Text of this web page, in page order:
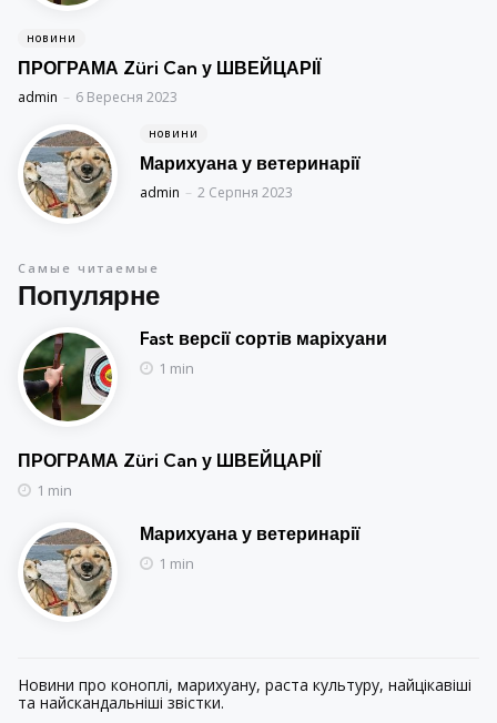
НОВИНИ
ПРОГРАМА Züri Can у ШВЕЙЦАРІЇ
Posted
admin 6 Вересня 2023
НОВИНИ
Марихуана у ветеринарії
Posted
admin 2 Серпня 2023
Популярне
Самые читаемые
Fast версії сортів маріхуани
1 min
ПРОГРАМА Züri Can у ШВЕЙЦАРІЇ
1 min
Марихуана у ветеринарії
1 min
Новини про коноплі, марихуану, раста культуру, найцікавіші
та найскандальніші звістки.